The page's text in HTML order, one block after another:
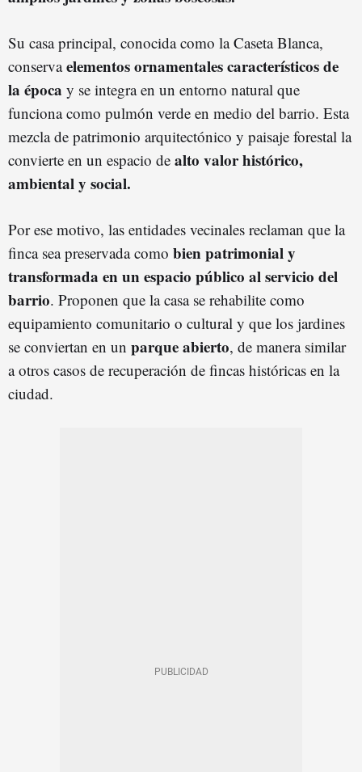
Su casa principal, conocida como la Caseta Blanca,
conservaelementos ornamentales característicos de
la época y se integra en un entorno natural que
funciona como pulmón verde en medio del barrio. Esta
mezcla de patrimonio arquitectónico y paisaje forestal la
convierte en un espacio de alto valor histórico,
ambiental y social.
Por ese motivo, las entidades vecinales reclaman que la
finca sea preservada como bien patrimonial y
transformada en un espacio público al servicio del
barrio. Proponen que la casa se rehabilite como
equipamiento comunitario o cultural y que los jardines
se conviertan en un parque abierto, de manera similar
a otros casos de recuperación de fincas históricas en la
ciudad.